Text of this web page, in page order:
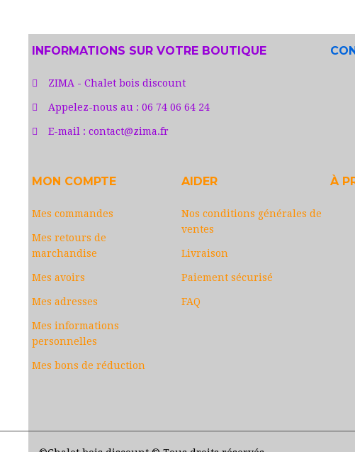
INFORMATIONS SUR VOTRE BOUTIQUE
ZIMA - Chalet bois discount
Appelez-nous au : 06 74 06 64 24
E-mail : contact@zima.fr
MON COMPTE
Mes commandes
Mes retours de
marchandise
Mes avoirs
Mes adresses
Mes informations
personnelles
Mes bons de réduction
AIDER
Nos conditions générales de
ventes
Livraison
Paiement sécurisé
FAQ
À